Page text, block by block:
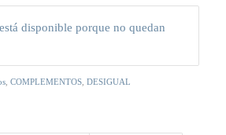
disponible porque no quedan
, COMPLEMENTOS, DESIGUAL